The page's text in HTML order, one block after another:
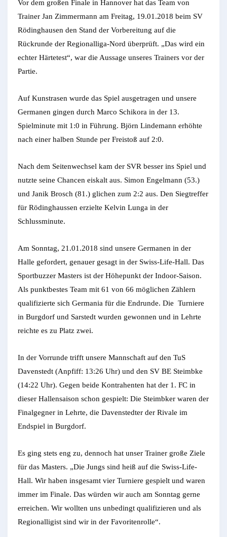
Vor dem großen Finale in Hannover hat das Team von
Trainer Jan Zimmermann am Freitag, 19.01.2018 beim SV
Rödinghausen den Stand der Vorbereitung auf die
Rückrunde der Regionalliga-Nord überprüft. „Das wird ein
echter Härtetest“, war die Aussage unseres Trainers vor der
Partie.
Auf Kunstrasen wurde das Spiel ausgetragen und unsere
Germanen gingen durch Marco Schikora in der 13.
Spielminute mit 1:0 in Führung. Björn Lindemann erhöhte
nach einer halben Stunde per Freistoß auf 2:0.
Nach dem Seitenwechsel kam der SVR besser ins Spiel und
nutzte seine Chancen eiskalt aus. Simon Engelmann (53.)
und Janik Brosch (81.) glichen zum 2:2 aus. Den Siegtreffer
für Rödinghaussen erzielte Kelvin Lunga in der
Schlussminute.
Am Sonntag, 21.01.2018 sind unsere Germanen in der
Halle gefordert, genauer gesagt in der Swiss-Life-Hall. Das
Sportbuzzer Masters ist der Höhepunkt der Indoor-Saison.
Als punktbestes Team mit 61 von 66 möglichen Zählern
qualifizierte sich Germania für die Endrunde. Die Turniere
in Burgdorf und Sarstedt wurden gewonnen und in Lehrte
reichte es zu Platz zwei.
In der Vorrunde trifft unsere Mannschaft auf den TuS
Davenstedt (Anpfiff: 13:26 Uhr) und den SV BE Steimbke
(14:22 Uhr). Gegen beide Kontrahenten hat der 1. FC in
dieser Hallensaison schon gespielt: Die Steimbker waren der
Finalgegner in Lehrte, die Davenstedter der Rivale im
Endspiel in Burgdorf.
Es ging stets eng zu, dennoch hat unser Trainer große Ziele
für das Masters. „Die Jungs sind heiß auf die Swiss-Life-
Hall. Wir haben insgesamt vier Turniere gespielt und waren
immer im Finale. Das würden wir auch am Sonntag gerne
erreichen. Wir wollten uns unbedingt qualifizieren und als
Regionalligist sind wir in der Favoritenrolle“.